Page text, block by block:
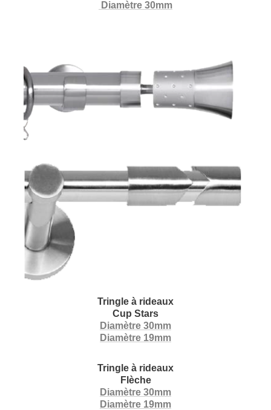
Diamètre 30mm
Tringle à rideaux
Cup Stars
Diamètre 30mm
Diamètre 19mm
Tringle à rideaux
Flèche
Diamètre 30mm
Diamètre 19mm